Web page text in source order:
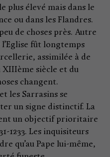
plus élevé mais dans le
ou dans les Flandres.
de choses près. Autre
fût longtemps
assimilée à de
siècle et du
changent.
les Sarrasins se
un signe distinctif. La
un objectif prioritaire
1233. Les inquisiteurs
qu’au Pape lui-même,